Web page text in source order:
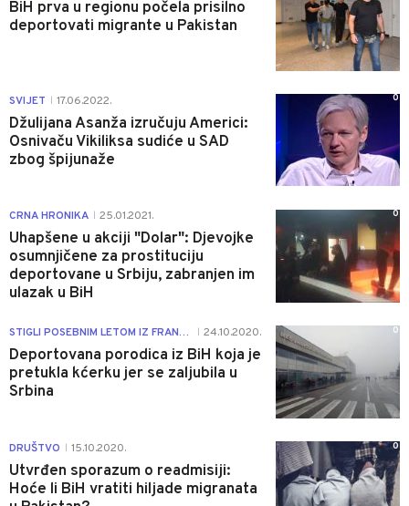
BiH prva u regionu počela prisilno
deportovati migrante u Pakistan
SVIJET 17.06.2022.
Džulijana Asanža izručuju Americi:
Osnivaču Vikiliksa sudiće u SAD
zbog špijunaže
0
CRNA HRONIKA 25.01.2021.
Uhapšene u akciji "Dolar": Djevojke
osumnjičene za prostituciju
deportovane u Srbiju, zabranjen im
ulazak u BiH
0
STIGLI POSEBNIM LETOM IZ FRANCUSKE 24.10.2020.
Deportovana porodica iz BiH koja je
pretukla kćerku jer se zaljubila u
Srbina
0
DRUŠTVO 15.10.2020.
Utvrđen sporazum o readmisiji:
Hoće li BiH vratiti hiljade migranata
0